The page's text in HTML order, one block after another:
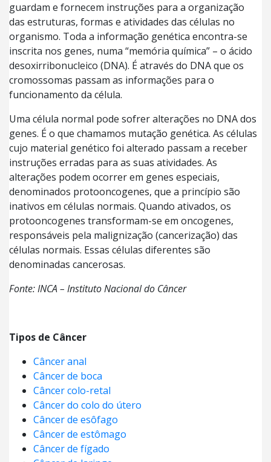
guardam e fornecem instruções para a organização
das estruturas, formas e atividades das células no
organismo. Toda a informação genética encontra-se
inscrita nos genes, numa “memória química” – o ácido
desoxirribonucleico (DNA). É através do DNA que os
cromossomas passam as informações para o
funcionamento da célula.
Uma célula normal pode sofrer alterações no DNA dos
genes. É o que chamamos mutação genética. As células
cujo material genético foi alterado passam a receber
instruções erradas para as suas atividades. As
alterações podem ocorrer em genes especiais,
denominados protooncogenes, que a princípio são
inativos em células normais. Quando ativados, os
protooncogenes transformam-se em oncogenes,
responsáveis pela malignização (cancerização) das
células normais. Essas células diferentes são
denominadas cancerosas.
Fonte: INCA – Instituto Nacional do Câncer
Tipos de Câncer
Câncer anal
Câncer de boca
Câncer colo-retal
Câncer do colo do útero
Câncer de esôfago
Câncer de estômago
Câncer de fígado